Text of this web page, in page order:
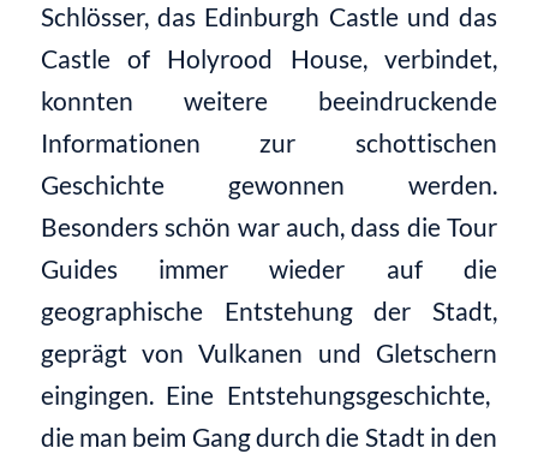
Schlösser, das Edinburgh Castle und das
Castleof Holyrood House, verbindet,
konnten weitere beeindruckende
Informationen zur schottischen
Geschichte gewonnen werden.
Besonders schön war auch, dass die Tour
Guidesimmer wieder auf die
geographische Entstehung der Stadt,
geprägt von Vulkanen und Gletschern
eingingen. Eine Entstehungsgeschichte,
die man beim Gang durch die Stadt in den